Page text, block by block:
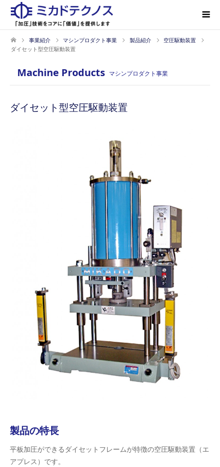
事業紹介 マシンプロダクト事業 製品紹介
空圧駆動装置
ダイセット型空圧駆動装置
Machine Products マシンプロダクト事業
ダイセット型空圧駆動装置
製品の特長
平板加圧ができるダイセットフレームが特徴の空圧駆動装置（エ
アプレス）です。